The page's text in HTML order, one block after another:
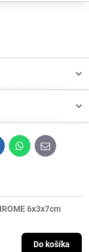
WhatsApp
E-
mail
6x3x7cm
Do košíka